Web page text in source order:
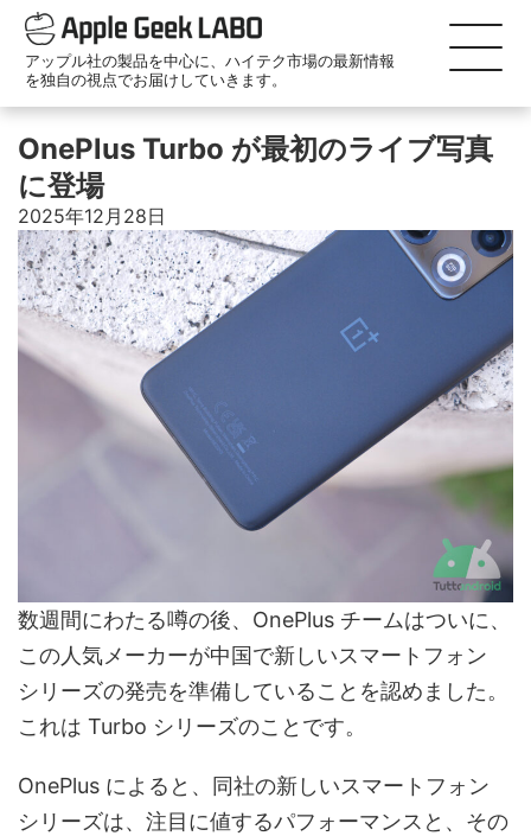
アップル社の製品を中心に、ハイテク市場の最新情報
を独自の視点でお届けしていきます。
OnePlus Turbo が最初のライブ写真
に登場
2025年12月28日
数週間にわたる噂の後、OnePlus チームはついに、
この人気メーカーが中国で新し​​いスマートフォン
シリーズの発売を準備していることを認めました。
これは Turbo シリーズのことです。
OnePlus によると、同社の新しいスマートフォン
シリーズは、注目に値するパフォーマンスと、その